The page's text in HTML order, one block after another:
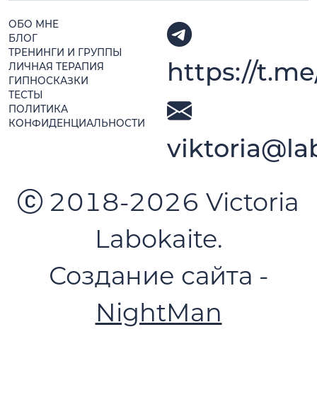
ОБО МНЕ
БЛОГ
ТРЕНИНГИ И ГРУППЫ
ЛИЧНАЯ ТЕРАПИЯ
ГИПНОСКАЗКИ
ТЕСТЫ
ПОЛИТИКА
КОНФИДЕНЦИАЛЬНОСТИ
https://
2018-2026 Victoria
Labokaite.
Создание сайта -
NightMan